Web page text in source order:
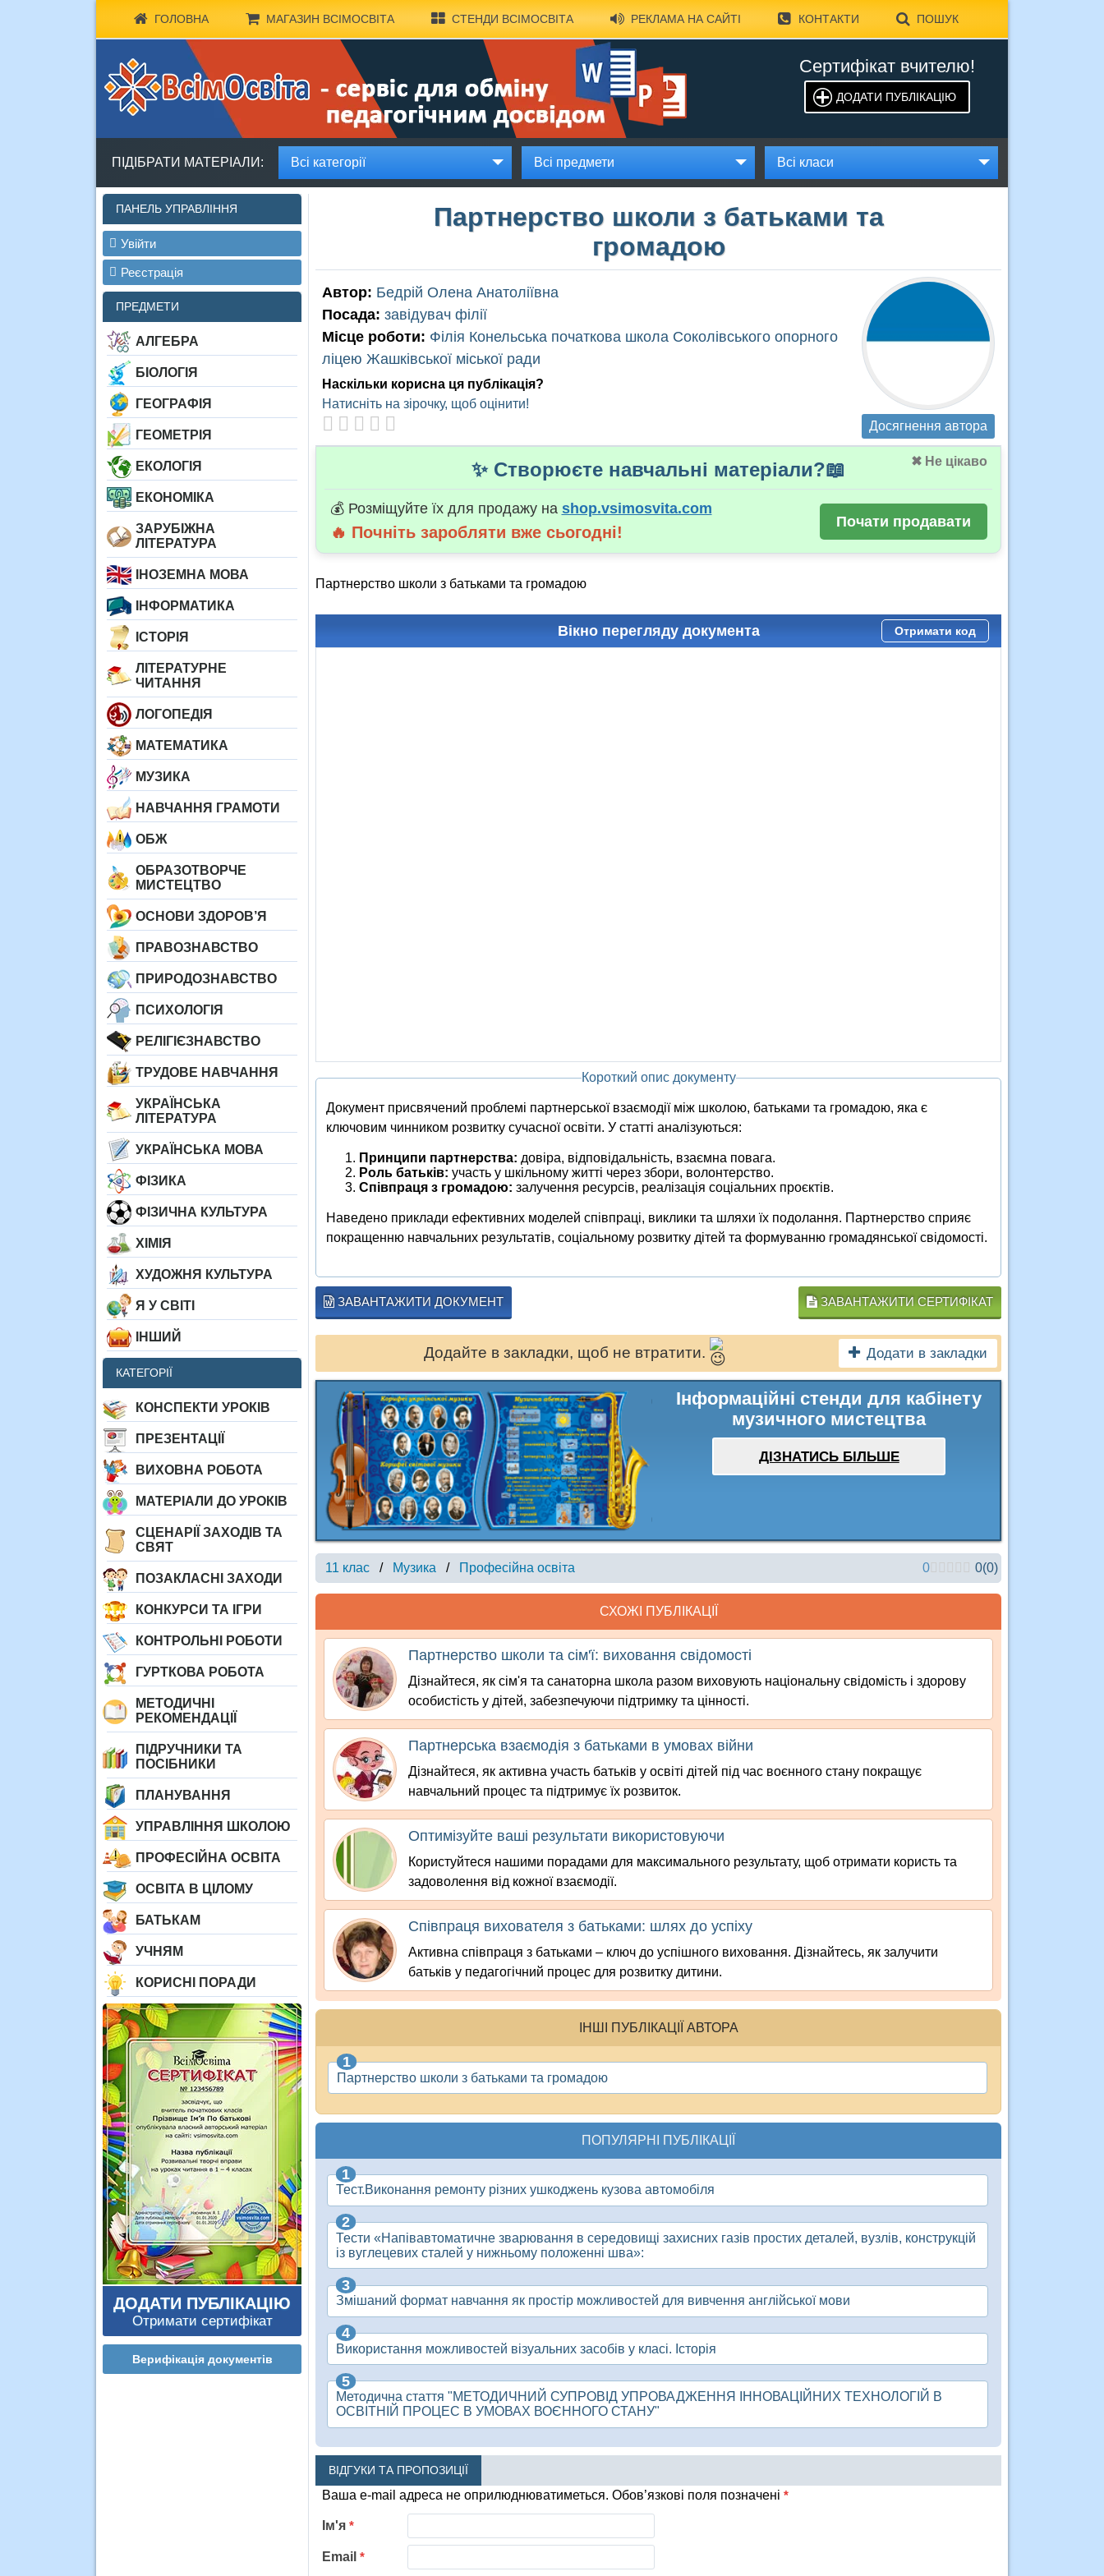
ГОЛОВНА МАГАЗИН ВСІМОСВІТА СТЕНДИ ВСІМОСВІТА РЕКЛАМА НА САЙТІ КОНТАКТИ ПОШУК
Сертифікат вчителю!
ДОДАТИ ПУБЛІКАЦІЮ
ПІДІБРАТИ МАТЕРІАЛИ: Всі категорії Всі предмети Всі класи
ПАНЕЛЬ УПРАВЛІННЯ
Увійти
Реєстрація
ПРЕДМЕТИ
АЛГЕБРА
БІОЛОГІЯ
ГЕОГРАФІЯ
ГЕОМЕТРІЯ
ЕКОЛОГІЯ
ЕКОНОМІКА
ЗАРУБІЖНА
ЛІТЕРАТУРА
ІНОЗЕМНА МОВА
ІНФОРМАТИКА
ІСТОРІЯ
ЛІТЕРАТУРНЕ
ЧИТАННЯ
ЛОГОПЕДІЯ
МАТЕМАТИКА
МУЗИКА
НАВЧАННЯ ГРАМОТИ
ОБЖ
ОБРАЗОТВОРЧЕ
МИСТЕЦТВО
ОСНОВИ ЗДОРОВ’Я
ПРАВОЗНАВСТВО
ПРИРОДОЗНАВСТВО
ПСИХОЛОГІЯ
РЕЛІГІЄЗНАВСТВО
ТРУДОВЕ НАВЧАННЯ
УКРАЇНСЬКА
ЛІТЕРАТУРА
УКРАЇНСЬКА МОВА
ФІЗИКА
ФІЗИЧНА КУЛЬТУРА
ХІМІЯ
ХУДОЖНЯ КУЛЬТУРА
Я У СВІТІ
ІНШИЙ
КАТЕГОРІЇ
КОНСПЕКТИ УРОКІВ
ПРЕЗЕНТАЦІЇ
ВИХОВНА РОБОТА
МАТЕРІАЛИ ДО УРОКІВ
СЦЕНАРІЇ ЗАХОДІВ ТА
СВЯТ
ПОЗАКЛАСНІ ЗАХОДИ
КОНКУРСИ ТА ІГРИ
КОНТРОЛЬНІ РОБОТИ
ГУРТКОВА РОБОТА
МЕТОДИЧНІ
РЕКОМЕНДАЦІЇ
ПІДРУЧНИКИ ТА
ПОСІБНИКИ
ПЛАНУВАННЯ
УПРАВЛІННЯ ШКОЛОЮ
ПРОФЕСІЙНА ОСВІТА
ОСВІТА В ЦІЛОМУ
БАТЬКАМ
УЧНЯМ
КОРИСНІ ПОРАДИ
ДОДАТИ ПУБЛІКАЦІЮ
Отримати сертифікат
Верифікація документів
Партнерство школи з батьками та
громадою
Автор: Бедрій Олена Анатоліївна
Посада: завідувач філії
Місце роботи: Філія Конельська початкова школа Соколівського опорного
ліцею Жашківської міської ради
Наскільки корисна ця публікація?
Натисніть на зірочку, щоб оцінити!
Досягнення автора
✖ Не цікаво
✨ Створюєте навчальні матеріали?📖
💰 Розміщуйте їх для продажу на shop.vsimosvita.com
🔥 Почніть заробляти вже сьогодні!
Почати продавати
Партнерство школи з батьками та громадою
Вікно перегляду документа Отримати код
Короткий опис документу
Документ присвячений проблемі партнерської взаємодії між школою, батьками та громадою, яка є
ключовим чинником розвитку сучасної освіти. У статті аналізуються:
Принципи партнерства: довіра, відповідальність, взаємна повага.
Роль батьків: участь у шкільному житті через збори, волонтерство.
Співпраця з громадою: залучення ресурсів, реалізація соціальних проєктів.
Наведено приклади ефективних моделей співпраці, виклики та шляхи їх подолання. Партнерство сприяє
покращенню навчальних результатів, соціальному розвитку дітей та формуванню громадянської свідомості.
ЗАВАНТАЖИТИ ДОКУМЕНТ ЗАВАНТАЖИТИ СЕРТИФІКАТ
Додайте в закладки, щоб не втратити. Додати в закладки
Інформаційні стенди для кабінету
музичного мистецтва
ДІЗНАТИСЬ БІЛЬШЕ
11 клас / Музика / Професійна освіта 0 0(0)
СХОЖІ ПУБЛІКАЦІЇ
Партнерство школи та сім'ї: виховання свідомості
Дізнайтеся, як сім'я та санаторна школа разом виховують національну свідомість і здорову
особистість у дітей, забезпечуючи підтримку та цінності.
Партнерська взаємодія з батьками в умовах війни
Дізнайтеся, як активна участь батьків у освіті дітей під час воєнного стану покращує
навчальний процес та підтримує їх розвиток.
Оптимізуйте ваші результати використовуючи
Користуйтеся нашими порадами для максимального результату, щоб отримати користь та
задоволення від кожної взаємодії.
Співпраця вихователя з батьками: шлях до успіху
Активна співпраця з батьками – ключ до успішного виховання. Дізнайтесь, як залучити
батьків у педагогічний процес для розвитку дитини.
ІНШІ ПУБЛІКАЦІЇ АВТОРА
Партнерство школи з батьками та громадою
ПОПУЛЯРНІ ПУБЛІКАЦІЇ
Тест.Виконання ремонту різних ушкоджень кузова автомобіля
Тести «Напівавтоматичне зварювання в середовищі захисних газів простих деталей, вузлів, конструкцій
із вуглецевих сталей у нижньому положенні шва»:
Змішаний формат навчання як простір можливостей для вивчення англійської мови
Використання можливостей візуальних засобів у класі. Історія
Методична стаття "МЕТОДИЧНИЙ СУПРОВІД УПРОВАДЖЕННЯ ІННОВАЦІЙНИХ ТЕХНОЛОГІЙ В
ОСВІТНІЙ ПРОЦЕС В УМОВАХ ВОЄННОГО СТАНУ"
ВІДГУКИ ТА ПРОПОЗИЦІЇ
Ваша e-mail адреса не оприлюднюватиметься. Обов’язкові поля позначені *
Ім'я *
Email *